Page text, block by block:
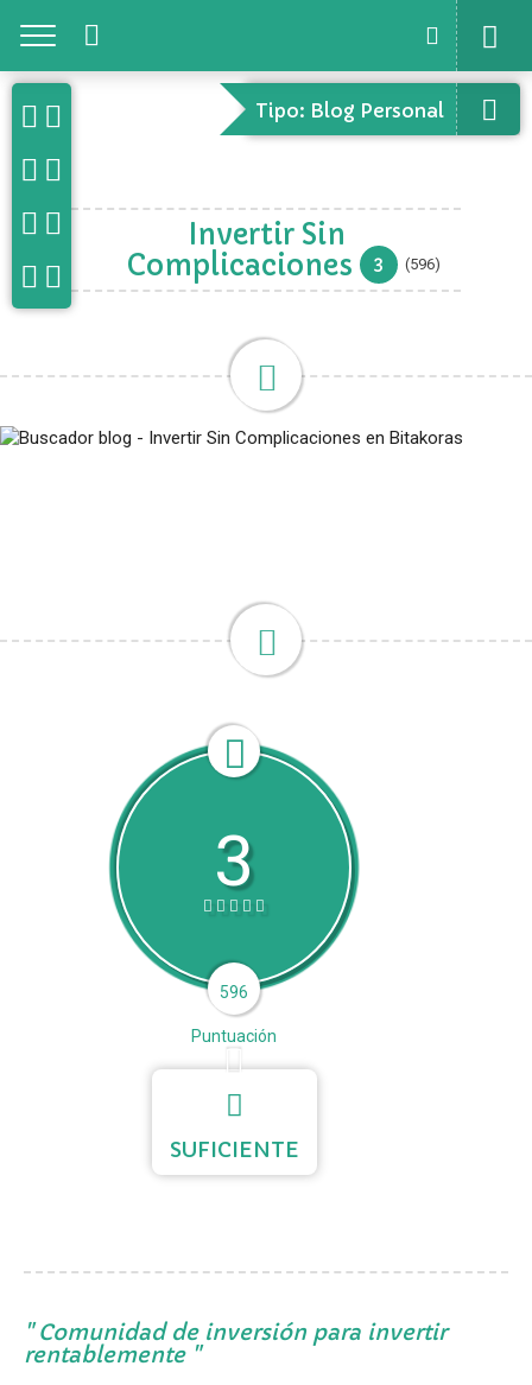
Tipo: Blog Personal
Invertir Sin
Complicaciones
3 (596)
3
596
Puntuación
SUFICIENTE
Comunidad de inversión para invertir
rentablemente